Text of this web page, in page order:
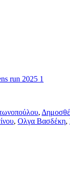
,
, Ολγα Βασδέκη,